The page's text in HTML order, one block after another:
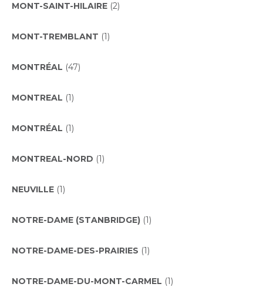
MONT-SAINT-HILAIRE (2)
MONT-TREMBLANT (1)
MONTRÉAL (47)
MONTREAL (1)
MONTRÉAL (1)
MONTREAL-NORD (1)
NEUVILLE (1)
NOTRE-DAME (STANBRIDGE) (1)
NOTRE-DAME-DES-PRAIRIES (1)
NOTRE-DAME-DU-MONT-CARMEL (1)